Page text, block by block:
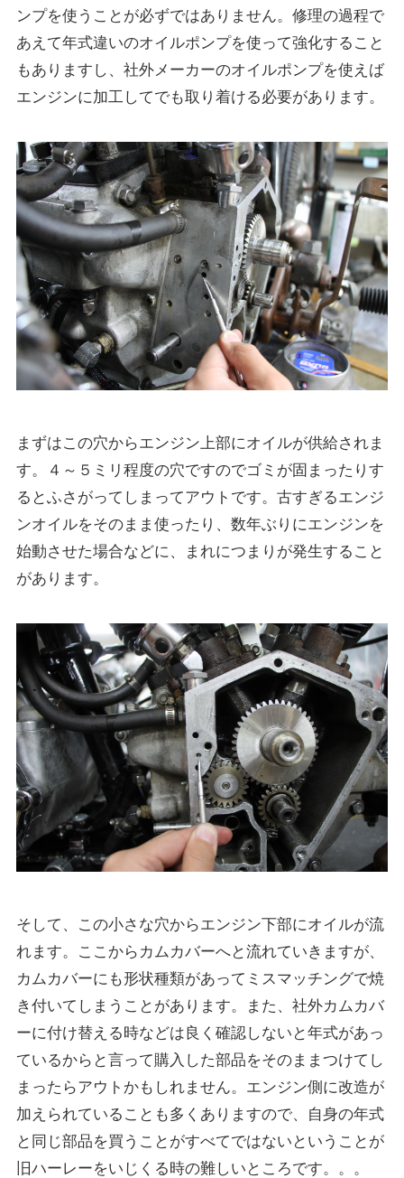
ンプを使うことが必ずではありません。修理の過程で
あえて年式違いのオイルポンプを使って強化すること
もありますし、社外メーカーのオイルポンプを使えば
エンジンに加工してでも取り着ける必要があります。
まずはこの穴からエンジン上部にオイルが供給されま
す。４～５ミリ程度の穴ですのでゴミが固まったりす
るとふさがってしまってアウトです。古すぎるエンジ
ンオイルをそのまま使ったり、数年ぶりにエンジンを
始動させた場合などに、まれにつまりが発生すること
があります。
そして、この小さな穴からエンジン下部にオイルが流
れます。ここからカムカバーへと流れていきますが、
カムカバーにも形状種類があってミスマッチングで焼
き付いてしまうことがあります。また、社外カムカバ
ーに付け替える時などは良く確認しないと年式があっ
ているからと言って購入した部品をそのままつけてし
まったらアウトかもしれません。エンジン側に改造が
加えられていることも多くありますので、自身の年式
と同じ部品を買うことがすべてではないということが
旧ハーレーをいじくる時の難しいところです。。。